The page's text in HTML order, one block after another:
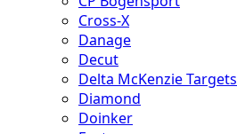
Cross-X
Danage
Decut
Delta McKenzie Targets
Diamond
Doinker